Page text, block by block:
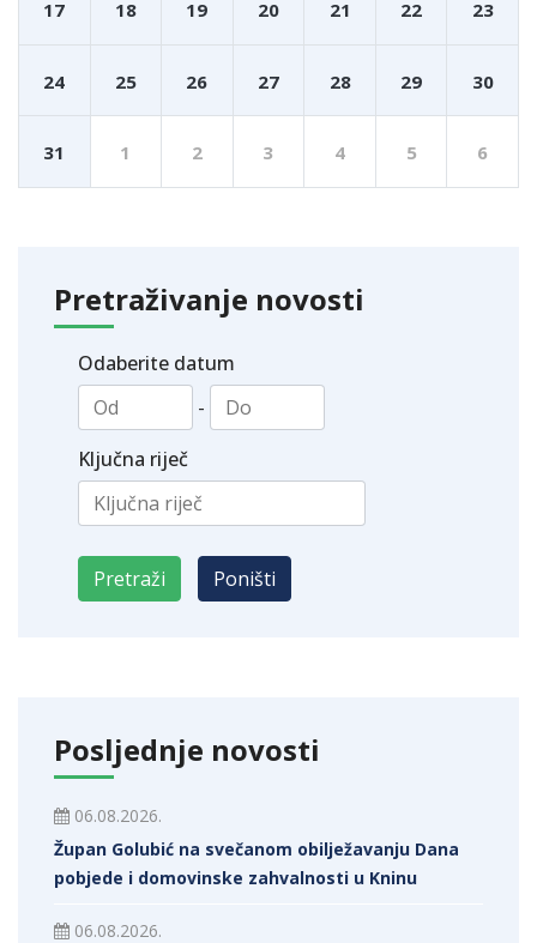
17 18 19 20 21 22 23
24 25 26 27 28 29 30
31 1 2 3 4 5 6
Pretraživanje novosti
Odaberite datum
-
Ključna riječ
Posljednje novosti
06.08.2026.
Župan Golubić na svečanom obilježavanju Dana
pobjede i domovinske zahvalnosti u Kninu
06.08.2026.